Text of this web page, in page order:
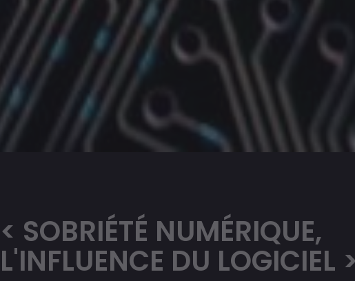
SOBRIÉTÉ NUMÉRIQUE,
L'INFLUENCE DU LOGICIEL